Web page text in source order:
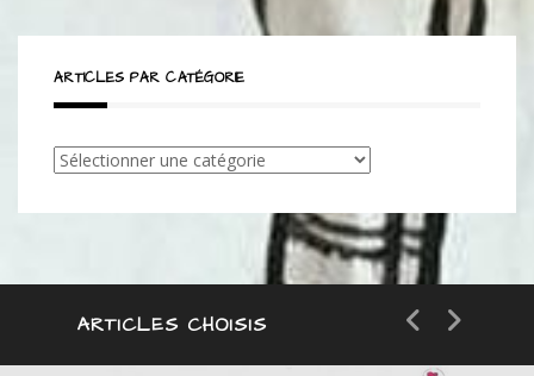
ARTICLES PAR CATÉGORIE
Articles
ARTICLES CHOISIS